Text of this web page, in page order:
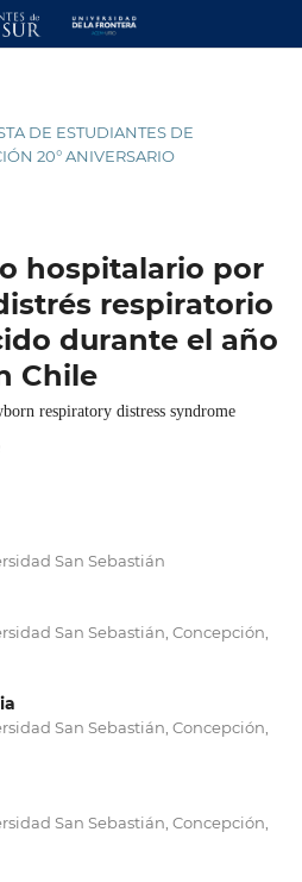
DE ESTUDIANTES DE
20° ANIVERSARIO
hospitalario por
respiratorio
durante el año
Chile
respiratory distress syndrome
San Sebastián
San Sebastián, Concepción,
San Sebastián, Concepción,
San Sebastián, Concepción,